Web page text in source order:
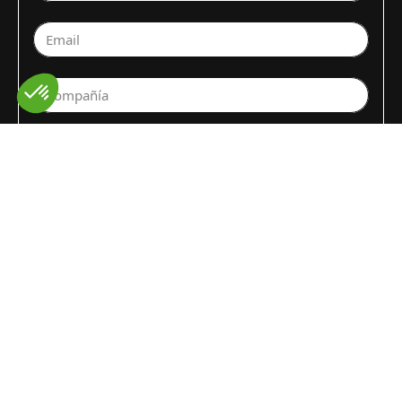
Email
Compañía